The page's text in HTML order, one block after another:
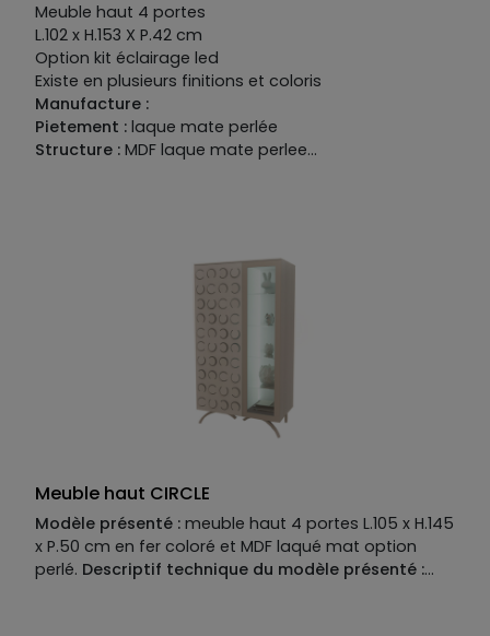
Meuble haut 4 portes
L.102 x H.153 X P.42 cm
Option kit éclairage led
Existe en plusieurs finitions et coloris
Manufacture :
Pietement : laque mate perlée
Structure : MDF laque mate perlee
Meuble haut CIRCLE
Modèle présenté : meuble haut 4 portes L.105 x H.145
x P.50 cm en fer coloré et MDF laqué mat option
perlé. Descriptif technique du modèle présenté :